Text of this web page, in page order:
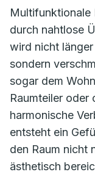
Multifunktionale
durch nahtlose
wird nicht
sondern
sogar dem
Raumteiler oder
harmonische
entsteht ein
den Raum nicht
ästhetisch